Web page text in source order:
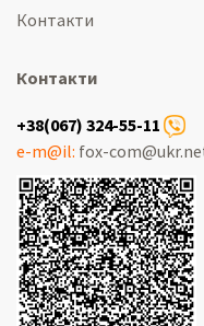
Контакти
Контакти
+38(067) 324-55-11
e-m@il: fox-